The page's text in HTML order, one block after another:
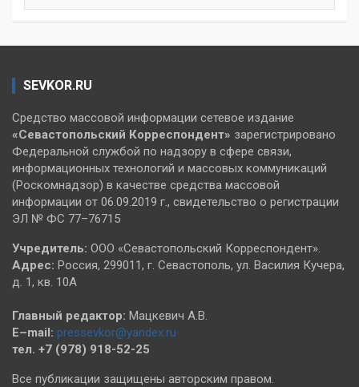
SEVKOR.RU
Средство массовой информации сетевое издание
«Севастопольский Корреспондент» зарегистрировано
Федеральной службой по надзору в сфере связи,
информационных технологий и массовых коммуникаций
(Роскомнадзор) в качестве средства массовой
информации от 06.09.2019 г., свидетельство о регистрации
ЭЛ № ФС 77–76715
Учредитель: ООО «Севастопольский Корреспондент».
Адрес: Россия, 299011, г. Севастополь, ул. Василия Кучера,
д. 1, кв. 10А
Главный редактор: Мацкевич А.В.
E–mail: pressevkor@yandex.ru
тел. +7 (978) 918-52-25
Все публикации защищены авторским правом.